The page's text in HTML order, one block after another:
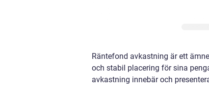
Räntefond avkastning är ett
och stabil placering för sina
avkastning innebär och